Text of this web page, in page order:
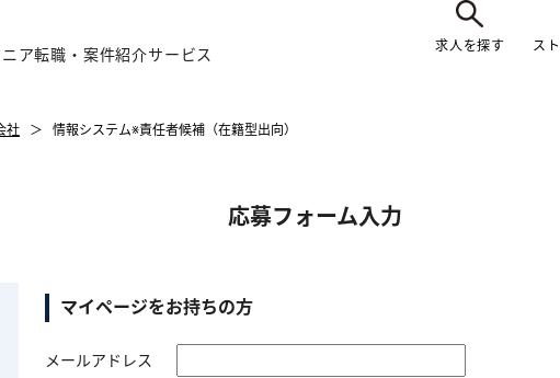
ア転職・案件紹介サービス 求人を探す ス
社 ＞ 情報システム※責任者候補（在籍型出向）
応募フォーム入力
マイページをお持ちの方
メールアドレス